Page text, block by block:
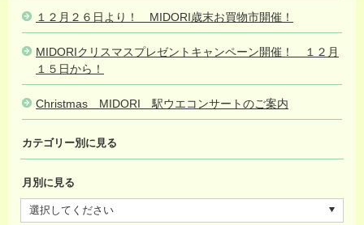
１２月２６日より！ MIDORI歳末お買物市開催！
MIDORIクリスマスプレゼントキャンペーン開催！ １２月
１５日から！
Christmas MIDORI 駅ウエコンサートのご案内
カテゴリー別に見る
月別に見る